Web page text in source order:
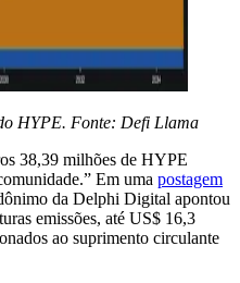
HYPE. Fonte: Defi Llama
38,39 milhões de HYPE
Em uma postagem
da Delphi Digital apontou
emissões, até US$ 16,3
ao suprimento circulante